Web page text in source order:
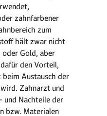
zahnfarbener
zum
hält zwar nicht
oder Gold, aber
den Vorteil,
beim Austausch der
Zahnarzt und
und Nachteile der
bzw. Materialen